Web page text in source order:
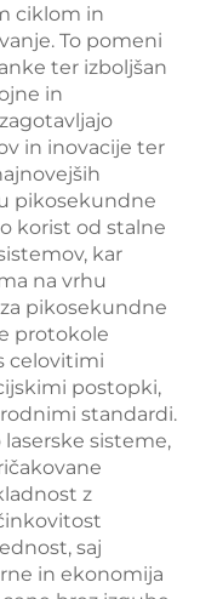
ciklom in
To pomeni
ter izboljšan
in
in inovacije ter
pikosekundne
korist od stalne
kar
na vrhu
pikosekundne
protokole
celovitimi
postopki,
standardi.
sisteme,
z
saj
in ekonomija